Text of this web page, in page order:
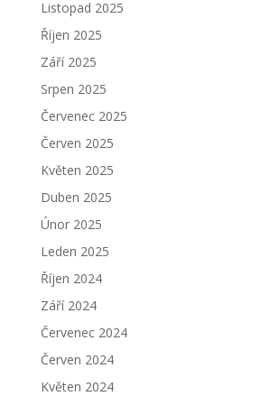
Listopad 2025
Říjen 2025
Září 2025
Srpen 2025
Červenec 2025
Červen 2025
Květen 2025
Duben 2025
Únor 2025
Leden 2025
Říjen 2024
Září 2024
Červenec 2024
Červen 2024
Květen 2024